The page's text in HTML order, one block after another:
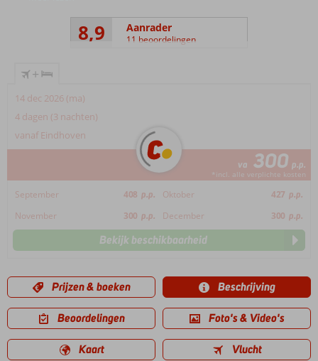
8,9 Aanrader
11 beoordelingen
+
14 dec 2026 (ma)
4 dagen (3 nachten)
vanaf Eindhoven
va 300 p.p.
*incl. alle verplichte kosten
September 408 p.p. Oktober 427 p.p.
November
300 p.p. December 300 p.p.
Bekijk beschikbaarheid
Prijzen & boeken Beschrijving
Beoordelingen Foto's & Video's
Kaart Vlucht